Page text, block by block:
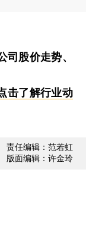
司股价走势、
击了解行业动
责任编辑：范若虹
版面编辑：许金玲